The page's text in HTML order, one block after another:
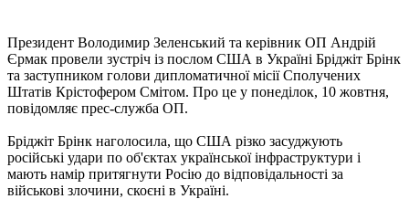
Президент Володимир Зеленський та керівник ОП Андрій
Єрмак провели зустріч із послом США в Україні Бріджіт Брінк
та заступником голови дипломатичної місії Сполучених
Штатів Крістофером Смітом. Про це у понеділок, 10 жовтня,
повідомляє прес-служба ОП.
Бріджіт Брінк наголосила, що США різко засуджують
російські удари по об'єктах української інфраструктури і
мають намір притягнути Росію до відповідальності за
військові злочини, скоєні в Україні.